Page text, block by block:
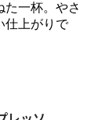
一杯。やさ
仕上がりで